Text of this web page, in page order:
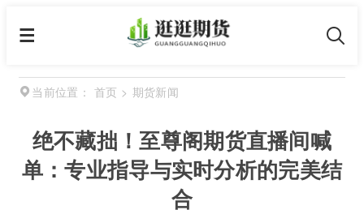
当前位置： 首页 > 期货新闻
绝不藏拙！至尊阁期货直播间喊
单：专业指导与实时分析的完美结
合